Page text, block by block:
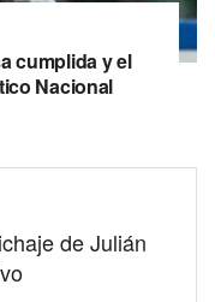
cumplida y el
Nacional
de Julián